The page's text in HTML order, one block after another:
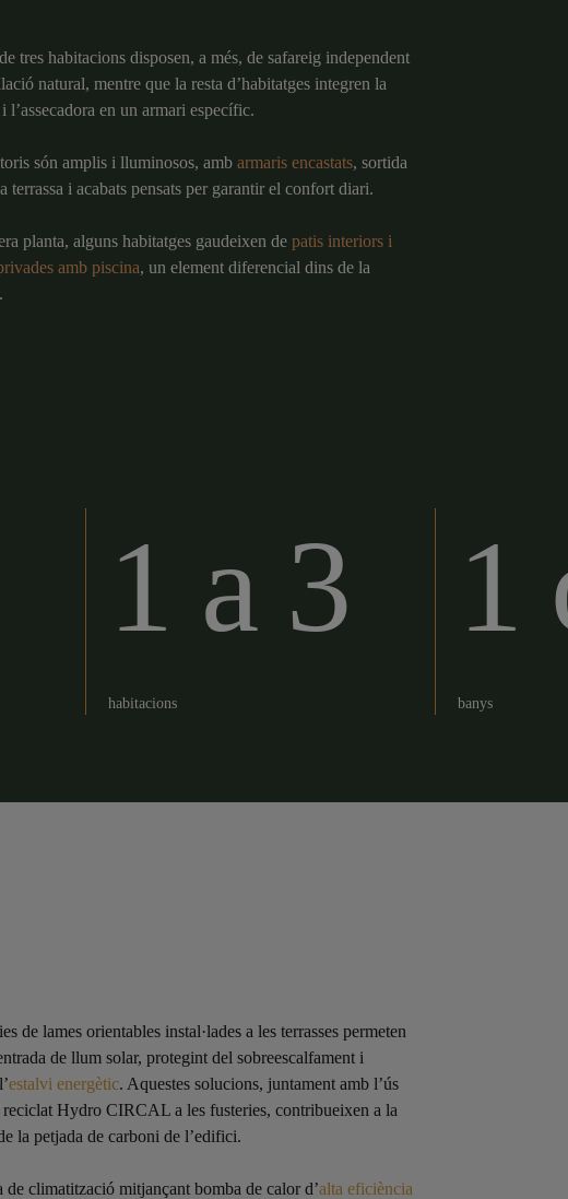
tres habitacions disposen, a més, de safareig independent
natural, mentre que la resta d’habitatges integren la
l’assecadora en un armari específic.
són amplis i lluminosos, amb armaris encastats, sortida
terrassa i acabats pensats per garantir el confort diari.
planta, alguns habitatges gaudeixen de patis interiors i
amb piscina, un element diferencial dins de la
1 a 3
habitacions
1
banys
de lames orientables instal·lades a les terrasses permeten
de llum solar, protegint del sobreescalfament i
estalvi energètic. Aquestes solucions, juntament amb l’ús
reciclat Hydro CIRCAL a les fusteries, contribueixen a la
la petjada de carboni de l’edifici.
de climatització mitjançant bomba de calor d’alta eficiència